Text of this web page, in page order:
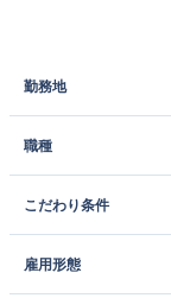
勤務地
職種
こだわり条件
雇用形態